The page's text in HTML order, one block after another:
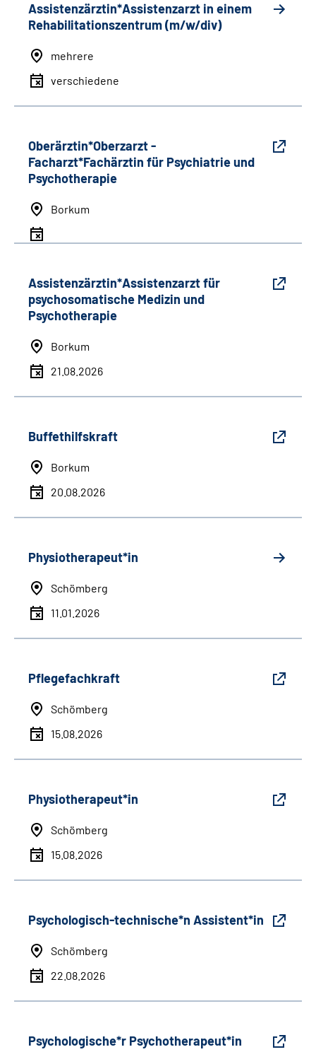
Assistenzärztin*Assistenzarzt in einem
Rehabilitationszentrum (m/w/div)
mehrere
verschiedene
Oberärztin*Oberzarzt -
Facharzt*Fachärztin für Psychiatrie und
Psychotherapie
Borkum
Assistenzärztin*Assistenzarzt für
psychosomatische Medizin und
Psychotherapie
Borkum
21.08.2026
Buffethilfskraft
Borkum
20.08.2026
Physiotherapeut*in
Schömberg
11.01.2026
Pflegefachkraft
Schömberg
15.08.2026
Physiotherapeut*in
Schömberg
15.08.2026
Psychologisch-technische*n Assistent*in
Schömberg
22.08.2026
Psychologische*r Psychotherapeut*in